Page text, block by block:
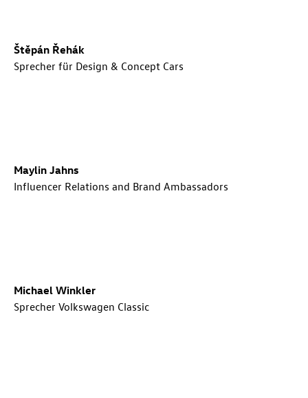
Štěpán Řehák
Sprecher für Design & Concept Cars
Maylin Jahns
Influencer Relations and Brand Ambassadors
Michael Winkler
Sprecher Volkswagen Classic